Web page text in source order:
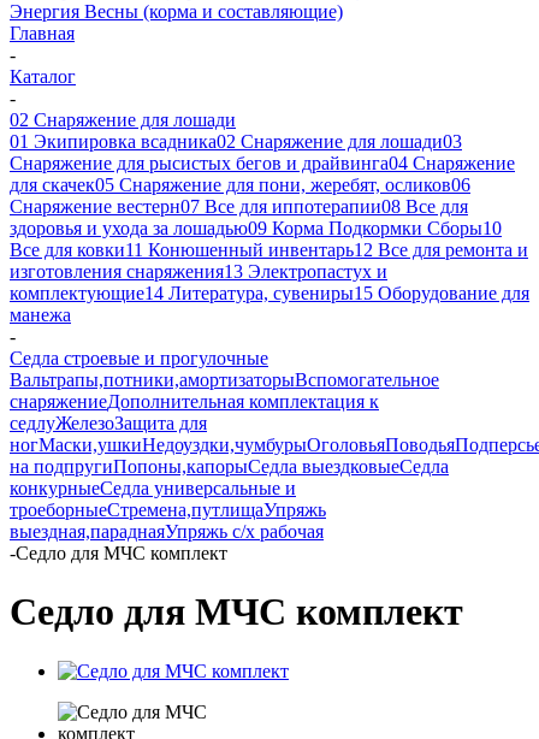
Энергия Весны (корма и составляющие)
Главная
-
Каталог
-
02 Снаряжение для лошади
01 Экипировка всадника02 Снаряжение для лошади03
Снаряжение для рысистых бегов и драйвинга04 Снаряжение
для скачек05 Снаряжение для пони, жеребят, осликов06
Снаряжение вестерн07 Все для иппотерапии08 Все для
здоровья и ухода за лошадью09 Корма Подкормки Сборы10
Все для ковки11 Конюшенный инвентарь12 Все для ремонта и
изготовления снаряжения13 Электропастух и
комплектующие14 Литература, сувениры15 Оборудование для
манежа
-
Седла строевые и прогулочные
Вальтрапы,потники,амортизаторыВспомогательное
снаряжениеДополнительная комплектация к
седлуЖелезоЗащита для
ногМаски,ушкиНедоуздки,чумбурыОголовьяПоводья
на подпругиПопоны,капорыСедла выездковыеСедла
конкурныеСедла универсальные и
троеборныеСтремена,путлищаУпряжь
выездная,параднаяУпряжь с/х рабочая
-Седло для МЧС комплект
Седло для МЧС комплект